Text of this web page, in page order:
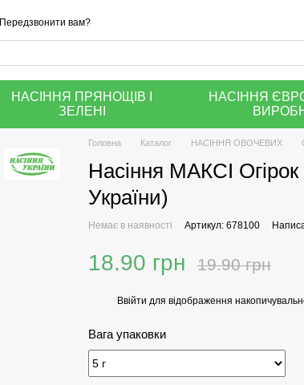
Передзвонити вам?
НАСІННЯ ПРЯНОЩІВ І
ЗЕЛЕНІ
НАСІННЯ
Головна Каталог НАСІННЯ ОВОЧЕВИХ
Насіння МАКСІ
України)
Немає в наявності Артикул: 678100
18.90 грн 19.90 грн
Ввійти для відображення
Вага упаковки